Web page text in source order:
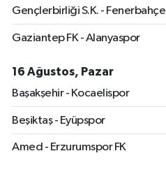
Gençlerbirliği S.K. - Fenerbahçe
Gaziantep FK - Alanyaspor
16 Ağustos, Pazar
Başakşehir - Kocaelispor
Beşiktaş - Eyüpspor
Amed - Erzurumspor FK